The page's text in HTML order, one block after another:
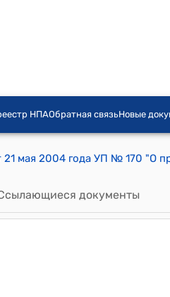
НПАОбратная связьНовые
документы